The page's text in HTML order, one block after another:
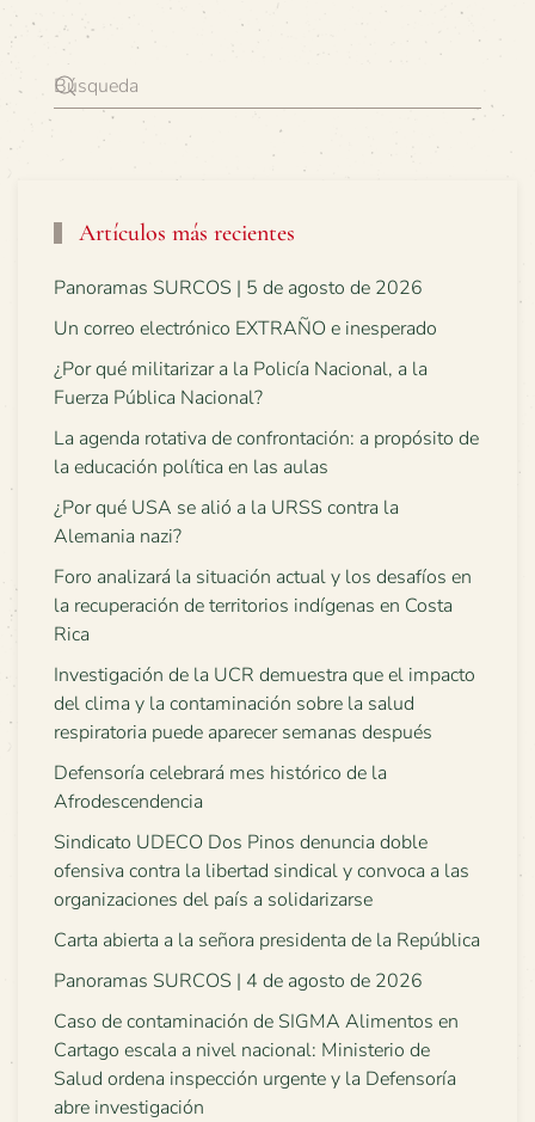
Artículos más recientes
Panoramas SURCOS | 5 de agosto de 2026
Un correo electrónico EXTRAÑO e inesperado
¿Por qué militarizar a la Policía Nacional, a la
Fuerza Pública Nacional?
La agenda rotativa de confrontación: a propósito de
la educación política en las aulas
¿Por qué USA se alió a la URSS contra la
Alemania nazi?
Foro analizará la situación actual y los desafíos en
la recuperación de territorios indígenas en Costa
Rica
Investigación de la UCR demuestra que el impacto
del clima y la contaminación sobre la salud
respiratoria puede aparecer semanas después
Defensoría celebrará mes histórico de la
Afrodescendencia
Sindicato UDECO Dos Pinos denuncia doble
ofensiva contra la libertad sindical y convoca a las
organizaciones del país a solidarizarse
Carta abierta a la señora presidenta de la República
Panoramas SURCOS | 4 de agosto de 2026
Caso de contaminación de SIGMA Alimentos en
Cartago escala a nivel nacional: Ministerio de
Salud ordena inspección urgente y la Defensoría
abre investigación